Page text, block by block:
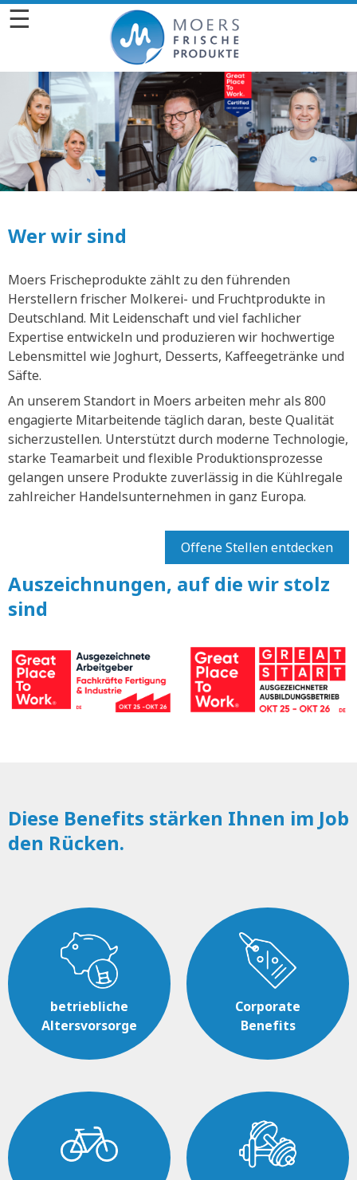
☰
Wer wir sind
Moers Frischeprodukte zählt zu den führenden
Herstellern frischer Molkerei- und Fruchtprodukte in
Deutschland. Mit Leidenschaft und viel fachlicher
Expertise entwickeln und produzieren wir hochwertige
Lebensmittel wie Joghurt, Desserts, Kaffeegetränke und
Säfte.
An unserem Standort in Moers arbeiten mehr als 800
engagierte Mitarbeitende täglich daran, beste Qualität
sicherzustellen. Unterstützt durch moderne Technologie,
starke Teamarbeit und flexible Produktionsprozesse
gelangen unsere Produkte zuverlässig in die Kühlregale
zahlreicher Handelsunternehmen in ganz Europa.
Offene Stellen entdecken
Auszeichnungen, auf die wir stolz
sind
Diese Benefits stärken Ihnen im Job
den Rücken.
betriebliche
Altersvorsorge
Corporate
Benefits